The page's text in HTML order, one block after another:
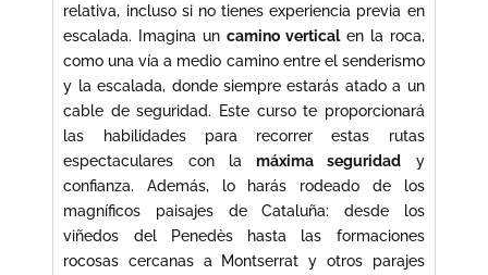
relativa, incluso si no tienes experiencia previa en
escalada. Imagina uncamino verticalen la roca,
como una vía a medio camino entre el senderismo
y la escalada, donde siempre estarás atado a un
cable de seguridad. Este curso te proporcionará
las habilidades para recorrer estas rutas
espectaculares con lamáxima seguridad y
confianza. Además, lo harás rodeado de los
magníficos paisajes de Cataluña: desde los
viñedos del Penedès hasta las formaciones
rocosas cercanas a Montserrat y otros parajes